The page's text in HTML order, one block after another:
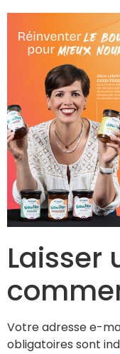
Laisser
Votre adresse e-
obligatoires sont